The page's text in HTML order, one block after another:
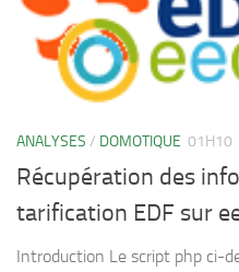
ANALYSES / DOMOTIQUE 01H10
Récupération des
tarification EDF sur
Introduction Le script php ci-